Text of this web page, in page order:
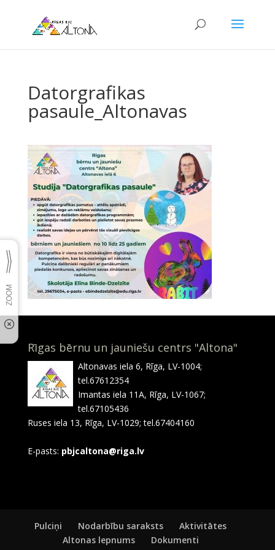
Datorgrafikas
pasaule_Altonavas
Rīgas bērnu un jauniešu centrs "Altona"
Altonavas iela 6, Rīga, LV-1004;
tel.67612354
Imantas iela 11A, Rīga, LV-1067;
tel.67105436
Ruses iela 13, Rīga, LV-1029; tel.67404160
E-pasts: pbjcaltona@riga.lv
Pulciņi Nodarbību saraksts
Aktivitātes
Altonas lepnums
Dokumenti